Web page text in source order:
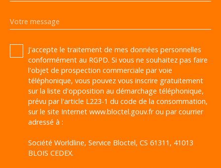
Votre message
J'accepte le traitement de mes données personnelles
conformément au RGPD. Si vous ne souhaitez pas faire
l'objet de prospection commerciale par voie
téléphonique, vous pouvez vous inscrire gratuitement
sur la liste d'opposition au démarchage téléphonique,
prévu par l'article L223-1 du code de la consommation,
sur le site Internet www.bloctel.gouv.fr ou par courrier
adressé à :
Société Worldline, Service Bloctel, CS 61311, 41013
BLOIS CEDEX.